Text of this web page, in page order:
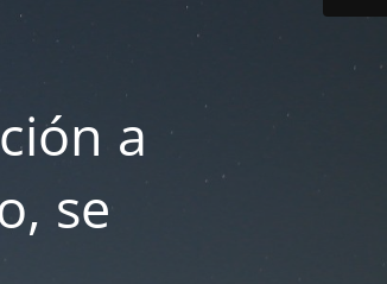
a
se